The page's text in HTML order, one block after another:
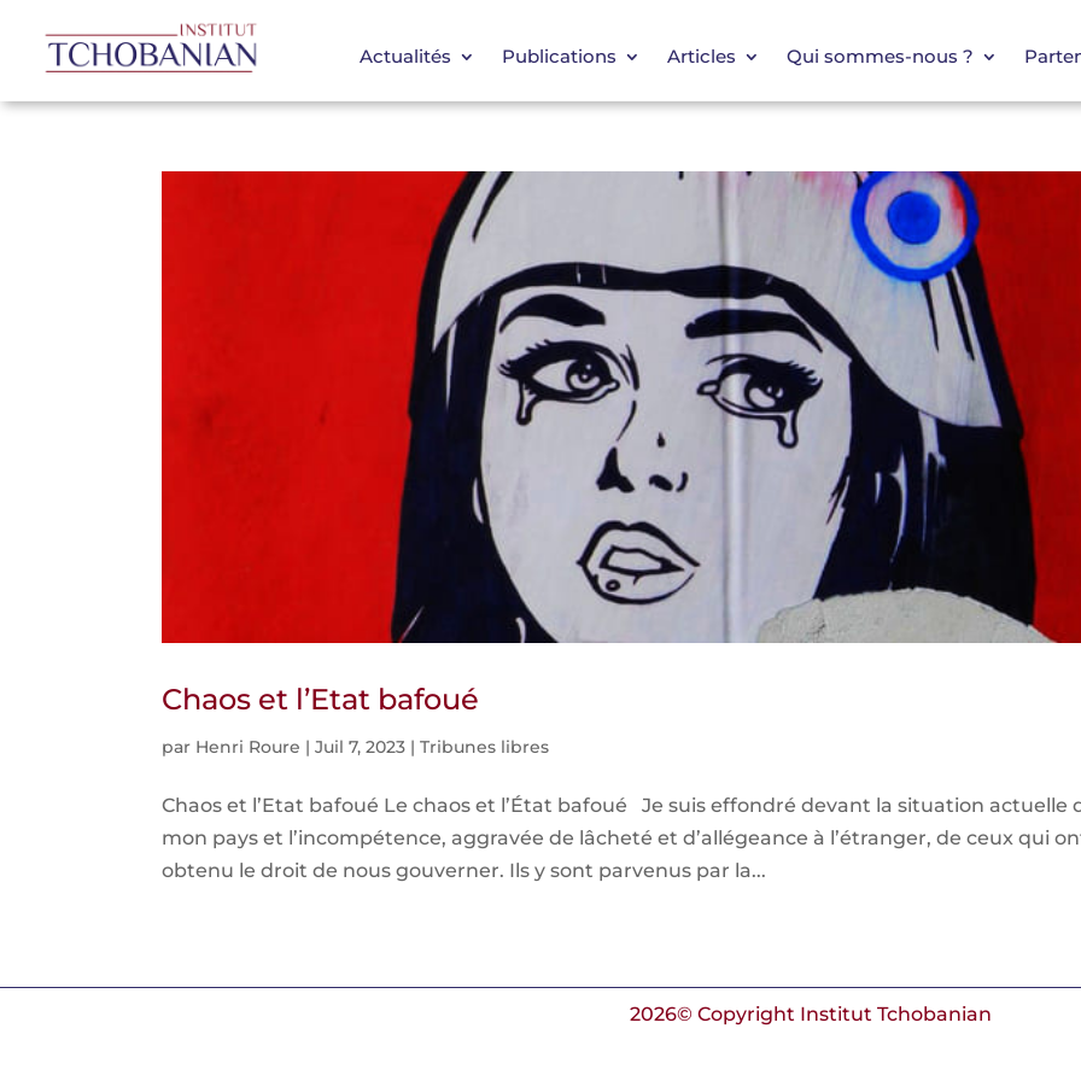
Actualités Publications Articles Qui sommes-nous ?
Chaos et l’Etat bafoué
par Henri Roure |Juil 7, 2023 |Tribunes libres
Chaos et l’Etat bafoué Le chaos et l’État bafoué Je suis effondré devant la situation actuelle
mon pays et l’incompétence, aggravée de lâcheté et d’allégeance à l’étranger, de ceux qui
obtenu le droit de nous gouverner. Ils y sont parvenus par la...
2026© Copyright Institut Tchobanian